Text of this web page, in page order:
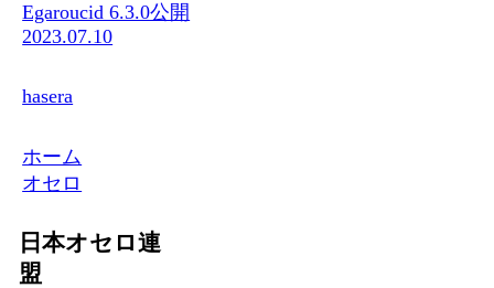
Egaroucid 6.3.0公開
2023.07.10
hasera
ホーム
オセロ
日本オセロ連
盟